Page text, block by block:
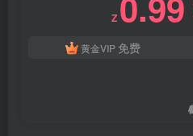
Z
黄金VIP 免费